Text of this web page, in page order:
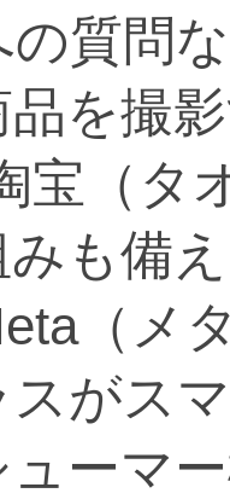
質問
を撮
宝（タ
も備
（メ
がス
ーマ